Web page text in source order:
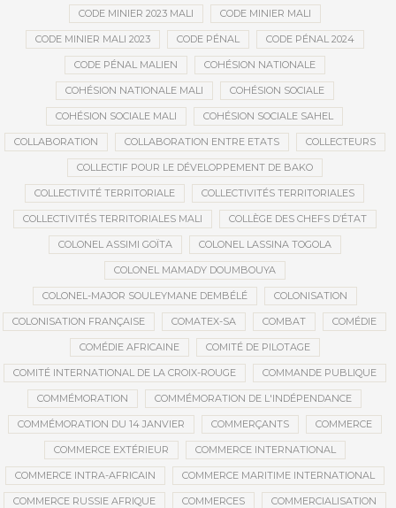
CODE MINIER 2023 MALI CODE MINIER MALI
CODE MINIER MALI 2023 CODE PÉNAL CODE PÉNAL 2024
CODE PÉNAL MALIEN COHÉSION NATIONALE
COHÉSION NATIONALE MALI COHÉSION SOCIALE
COHÉSION SOCIALE MALI COHÉSION SOCIALE SAHEL
COLLABORATION COLLABORATION ENTRE ETATS COLLECTEURS
COLLECTIF POUR LE DÉVELOPPEMENT DE BAKO
COLLECTIVITÉ TERRITORIALE COLLECTIVITÉS TERRITORIALES
COLLECTIVITÉS TERRITORIALES MALI COLLÈGE DES CHEFS D’ÉTAT
COLONEL ASSIMI GOÏTA COLONEL LASSINA TOGOLA
COLONEL MAMADY DOUMBOUYA
COLONEL-MAJOR SOULEYMANE DEMBÉLÉ COLONISATION
COLONISATION FRANÇAISE COMATEX-SA COMBAT COMÉDIE
COMÉDIE AFRICAINE COMITÉ DE PILOTAGE
COMITÉ INTERNATIONAL DE LA CROIX-ROUGE COMMANDE PUBLIQUE
COMMÉMORATION COMMÉMORATION DE L'INDÉPENDANCE
COMMÉMORATION DU 14 JANVIER COMMERÇANTS COMMERCE
COMMERCE EXTÉRIEUR COMMERCE INTERNATIONAL
COMMERCE INTRA-AFRICAIN COMMERCE MARITIME INTERNATIONAL
COMMERCE RUSSIE AFRIQUE COMMERCES COMMERCIALISATION